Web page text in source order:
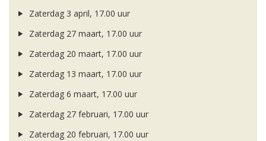
Zaterdag 3 april, 17.00 uur
Zaterdag 27 maart, 17.00 uur
Zaterdag 20 maart, 17.00 uur
Zaterdag 13 maart, 17.00 uur
Zaterdag 6 maart, 17.00 uur
Zaterdag 27 februari, 17.00 uur
Zaterdag 20 februari, 17.00 uur